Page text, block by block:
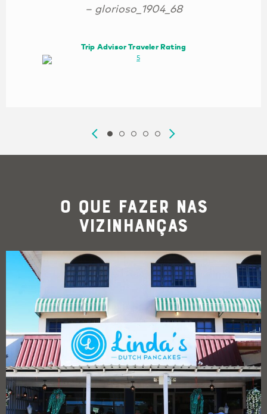
– glorioso_1904_68
Trip Advisor Traveler Rating
O que Fazer nas
Vizinhanças